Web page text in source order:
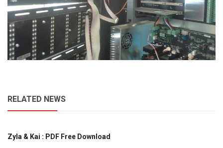
RELATED NEWS
Zyla & Kai : PDF Free Download